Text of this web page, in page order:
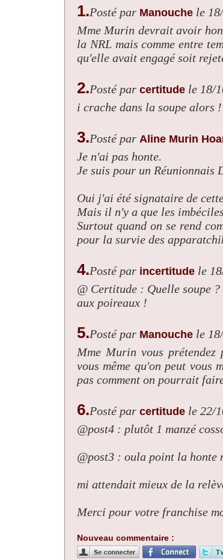
1.Posté par Manouche le
Mme Murin devrait avoir
la NRL mais comme entre
qu'elle avait engagé soit
2.Posté par certitude le 18/
i crache dans la soupe alors !
3.Posté par Aline Murin
Je n'ai pas honte.
Je suis pour un Réunionnais
Oui j'ai été signataire de
Mais il n'y a que les
Surtout quand on se rend
pour la survie des
4.Posté par incertitude le
@ Certitude : Quelle soupe ?
aux poireaux !
5.Posté par Manouche le
Mme Murin vous prétendez
vous même qu'on peut vous
pas comment on pourrait
6.Posté par certitude le 22/
@post4 : plutôt 1 manzé
@post3 : oula point la honte
mi attendait mieux de la
Merci pour votre franchise
Nouveau commentaire :